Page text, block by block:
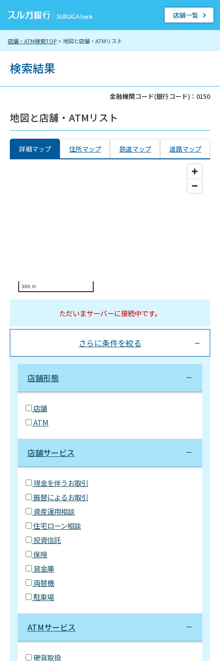
店舗・ATM検索TOP > 地図と店舗・ATMリスト
店舗一覧
検索結果
金融機関コード(銀行コード)：0150
地図と店舗・ATMリスト
詳細マップ 住所マップ 鉄道マップ 道路マップ
300 m
ただいまサーバーに接続中です。
さらに条件を絞る
店舗形態
店舗
ATM
店舗サービス
現金を伴うお取引
振替によるお取引
資産運用相談
住宅ローン相談
投資信託
保険
貸金庫
両替機
駐車場
ATMサービス
硬貨取扱